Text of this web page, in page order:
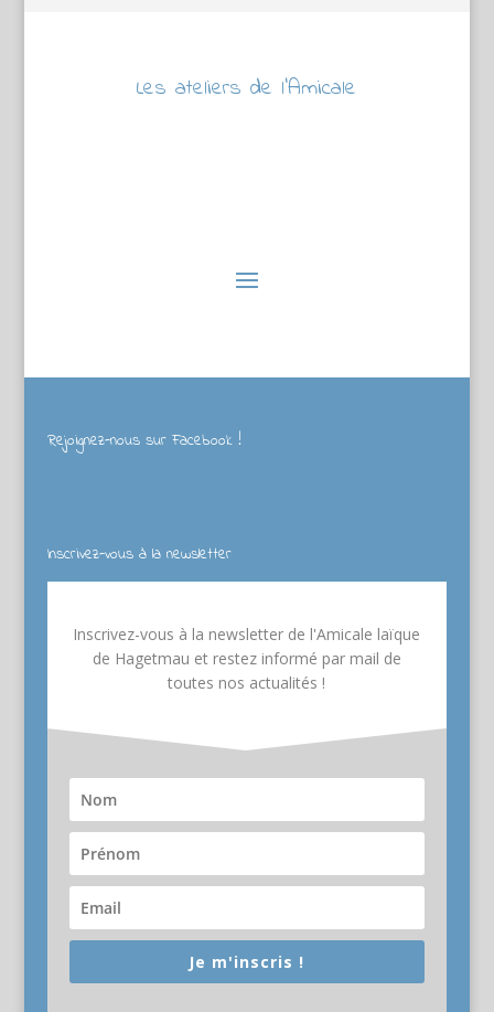
Les ateliers de l’Amicale
Rejoignez-nous sur Facebook !
Inscrivez-vous à la newsletter
Inscrivez-vous à la newsletter de l'Amicale laïque
de Hagetmau et restez informé par mail de
toutes nos actualités !
Je m'inscris !